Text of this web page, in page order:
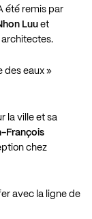
été remis par
Luu et
architectes.
des eaux »
la ville et sa
François
chez
avec la ligne de